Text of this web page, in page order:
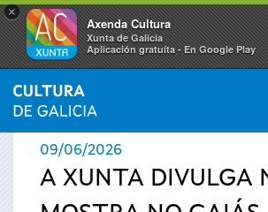
×
Axenda Cultura
Xunta de Galicia
Aplicación gratuíta - En Google Play
Vostede
está
INICIO › ACTUALIDADE
09/06/2026
A XUNTA DIVULGA